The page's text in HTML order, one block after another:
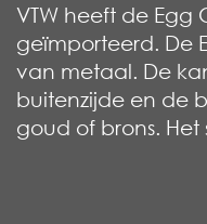
VTW heeft de Egg
geïmporteerd. De
van metaal. De
buitenzijde en de
goud of brons. Het